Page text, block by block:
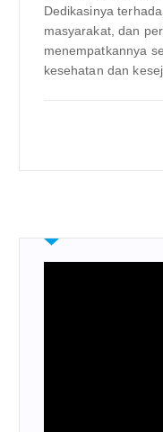
Dedikasinya
masyarakat, dan
menempatkannya
kesehatan dan